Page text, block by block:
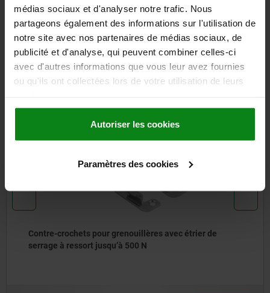
médias sociaux et d'analyser notre trafic. Nous
partageons également des informations sur l'utilisation de
notre site avec nos partenaires de médias sociaux, de
publicité et d'analyse, qui peuvent combiner celles-ci
avec d'autres informations que vous leur avez fournies
ou qu'ils ont collectées lors de votre utilisation de leurs
Autoriser les cookies
Paramètres des cookies
TÉLÉCHARGEMENTS
D'autres clients ont
également acheté
pour grenouillères avec étrier de
jusqu’à 500 N